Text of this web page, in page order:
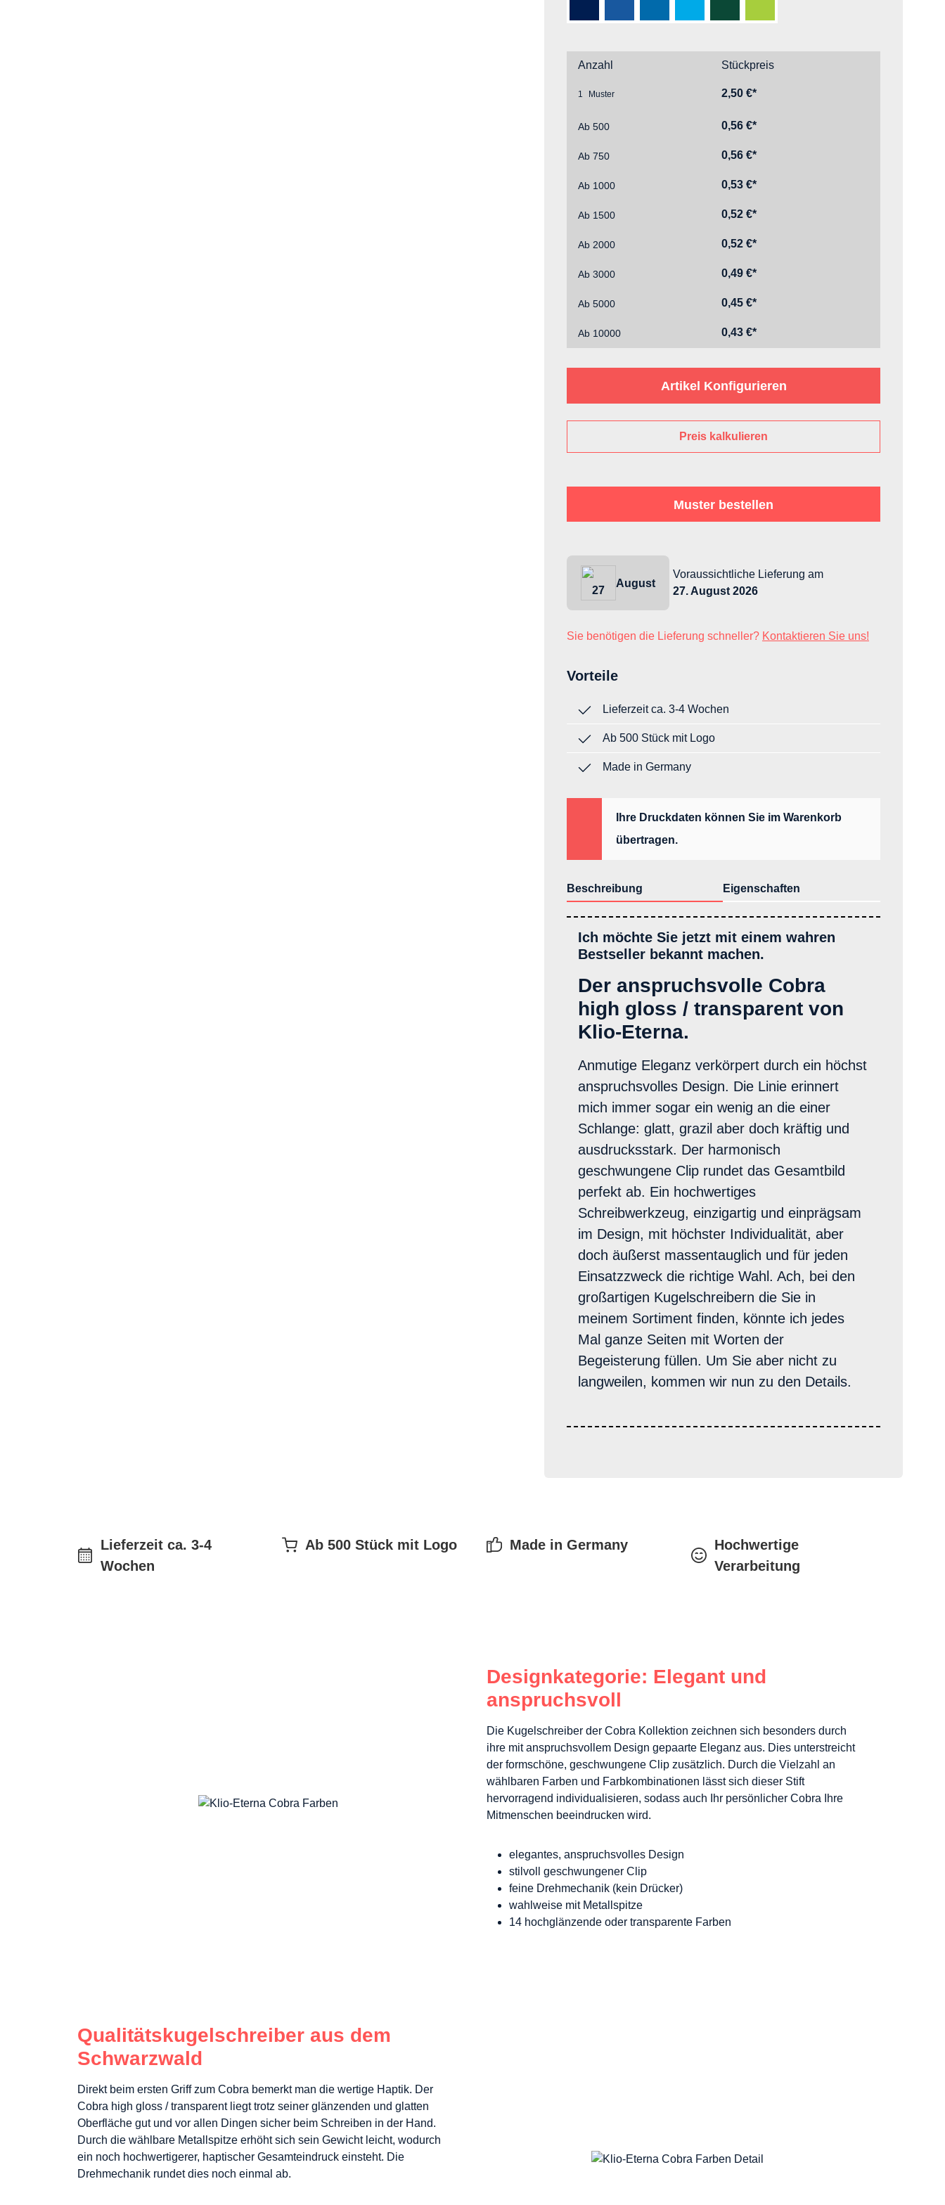
Anzahl Stückpreis
1 2,50 €*
Ab 500 0,56 €*
Ab 750 0,56 €*
Ab 1000 0,53 €*
Ab 1500 0,52 €*
Ab 2000 0,52 €*
Ab 3000 0,49 €*
Ab 5000 0,45 €*
Ab 10000 0,43 €*
Artikel Konfigurieren
Preis kalkulieren
Muster bestellen
27
August
Voraussichtliche Lieferung am
27. August 2026
Sie benötigen die Lieferung schneller? Kontaktieren Sie uns!
Vorteile
Lieferzeit ca. 3-4 Wochen
Ab 500 Stück mit Logo
Made in Germany
Ihre Druckdaten können Sie im Warenkorb
übertragen.
Beschreibung Eigenschaften
Ich möchte Sie jetzt mit einem wahren
Bestseller bekannt machen.
Der anspruchsvolle Cobra
high gloss / transparent von
Klio-Eterna.
Anmutige Eleganz verkörpert durch ein höchst
anspruchsvolles Design. Die Linie erinnert
mich immer sogar ein wenig an die einer
Schlange: glatt, grazil aber doch kräftig und
ausdrucksstark. Der harmonisch
geschwungene Clip rundet das Gesamtbild
perfekt ab. Ein hochwertiges
Schreibwerkzeug, einzigartig und einprägsam
im Design, mit höchster Individualität, aber
doch äußerst massentauglich und für jeden
Einsatzzweck die richtige Wahl. Ach, bei den
großartigen Kugelschreibern die Sie in
meinem Sortiment finden, könnte ich jedes
Mal ganze Seiten mit Worten der
Begeisterung füllen. Um Sie aber nicht zu
langweilen, kommen wir nun zu den Details.
Lieferzeit ca. 3-4
Wochen
Ab 500 Stück mit Logo Made in Germany
Hochwertige
Verarbeitung
Designkategorie: Elegant und
anspruchsvoll
Die Kugelschreiber der Cobra Kollektion zeichnen sich besonders durch
ihre mit anspruchsvollem Design gepaarte Eleganz aus. Dies unterstreicht
der formschöne, geschwungene Clip zusätzlich. Durch die Vielzahl an
wählbaren Farben und Farbkombinationen lässt sich dieser Stift
hervorragend individualisieren, sodass auch Ihr persönlicher Cobra Ihre
Mitmenschen beeindrucken wird.
elegantes, anspruchsvolles Design
stilvoll geschwungener Clip
feine Drehmechanik (kein Drücker)
wahlweise mit Metallspitze
14 hochglänzende oder transparente Farben
Qualitätskugelschreiber aus dem
Schwarzwald
Direkt beim ersten Griff zum Cobra bemerkt man die wertige Haptik. Der
Cobra high gloss / transparent liegt trotz seiner glänzenden und glatten
Oberfläche gut und vor allen Dingen sicher beim Schreiben in der Hand.
Durch die wählbare Metallspitze erhöht sich sein Gewicht leicht, wodurch
ein noch hochwertigerer, haptischer Gesamteindruck einsteht. Die
Drehmechanik rundet dies noch einmal ab.